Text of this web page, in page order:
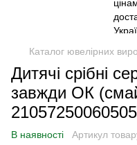
Каталог ювелірних
Дитячі срібні
завжди ОК
В наявності Артикул